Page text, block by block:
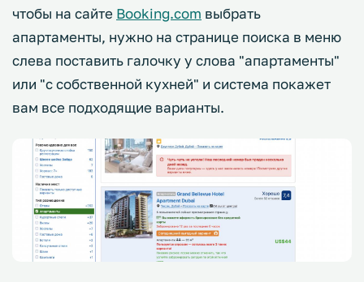
чтобы на сайте Booking.com выбрать
апартаменты, нужно на странице поиска в меню
слева поставить галочку у слова "апартаменты"
или "с собственной кухней" и система покажет
вам все подходящие варианты.